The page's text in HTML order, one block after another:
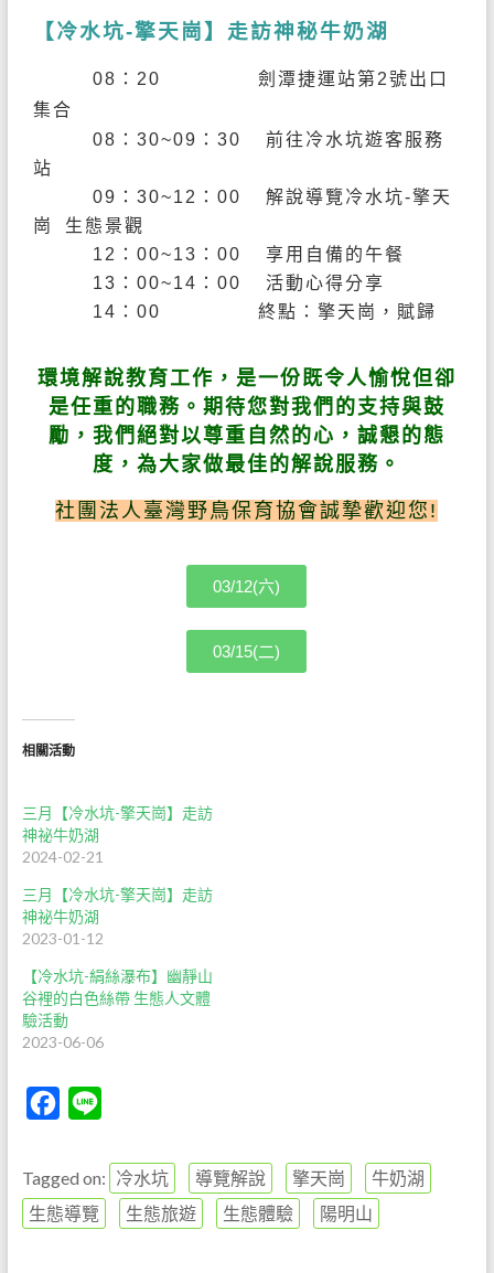
【冷水坑-擎天崗】走訪神秘牛奶湖
08 ：20 劍潭捷運站第2號出口
集合
08 ：30~09 ：30 前往冷水坑遊客服務
站
09 ：30~12 ： 00 解說導覽冷水坑-擎天
崗 生態景觀
12： 00~13 ： 00 享用自備的午餐
13 ： 00~14 ： 00 活動心得分享
14 ： 00 終點：擎天崗，賦歸
環境解說教育工作，是一份既令人愉悅但卻
是任重的職務。期待您對我們的支持與鼓
勵，我們絕對以尊重自然的心，誠懇的態
度，為大家做最佳的解說服務。
社團法人臺灣野鳥保育協會誠摯歡迎您!
03/12(六)
03/15(二)
相關活動
三月【冷水坑-擎天崗】走訪
神祕牛奶湖
2024-02-21
三月【冷水坑-擎天崗】走訪
神祕牛奶湖
2023-01-12
【冷水坑-絹絲瀑布】幽靜山
谷裡的白色絲帶 生態人文體
驗活動
2023-06-06
e
b
n
e
Tagged on: 冷水坑 導覽解說 擎天崗
牛奶湖
生態導覽
生態旅遊 生態體驗 陽明山